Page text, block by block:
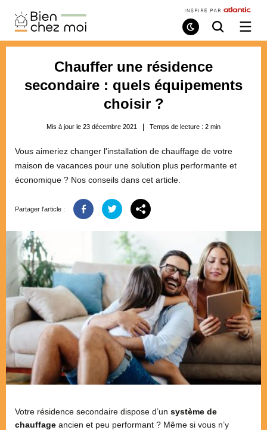
Bien
Chez
Moi
Mode
de
Recherche
/
Chauffer une résidence
secondaire : quels équipements
choisir ?
Mis à jour le 23 décembre 2021 Temps de lecture : 2 min
Vous aimeriez changer l'installation de chauffage de votre
maison de vacances pour une solution plus performante et
économique ? Nos conseils dans cet article.
Partager l'article :
Votre résidence secondaire dispose d’un système de
chauffage ancien et peu performant ? Même si vous n’y